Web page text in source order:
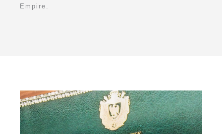
Empire.